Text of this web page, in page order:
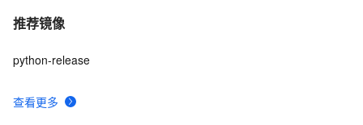
推荐镜像
查看更多
python-release